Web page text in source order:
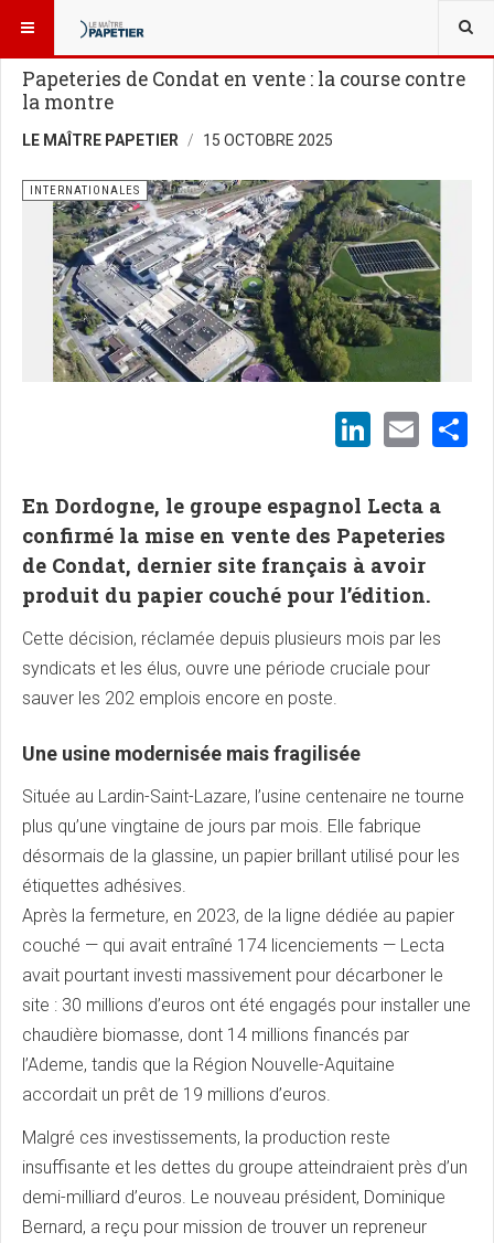
VOUS ÊTES ICI :
Papeteries de Condat en vente : la course contre
la montre
LE MAÎTRE PAPETIER 15 OCTOBRE 2025
INTERNATIONALES
En Dordogne, le groupe espagnol Lecta a
confirmé la mise en vente des Papeteries
de Condat, dernier site français à avoir
produit du papier couché pour l’édition.
Cette décision, réclamée depuis plusieurs mois par les
syndicats et les élus, ouvre une période cruciale pour
sauver les 202 emplois encore en poste.
Une usine modernisée mais fragilisée
Située au Lardin-Saint-Lazare, l’usine centenaire ne tourne
plus qu’une vingtaine de jours par mois. Elle fabrique
désormais de la glassine, un papier brillant utilisé pour les
étiquettes adhésives.
Après la fermeture, en 2023, de la ligne dédiée au papier
couché — qui avait entraîné 174 licenciements — Lecta
avait pourtant investi massivement pour décarboner le
site : 30 millions d’euros ont été engagés pour installer une
chaudière biomasse, dont 14 millions financés par
l’Ademe, tandis que la Région Nouvelle-Aquitaine
accordait un prêt de 19 millions d’euros.
Malgré ces investissements, la production reste
insuffisante et les dettes du groupe atteindraient près d’un
demi-milliard d’euros. Le nouveau président, Dominique
Bernard, a reçu pour mission de trouver un repreneur